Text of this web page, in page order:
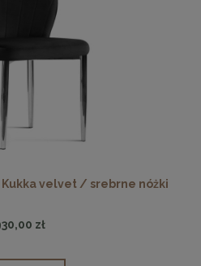
velvet / srebrne nóżki
zł